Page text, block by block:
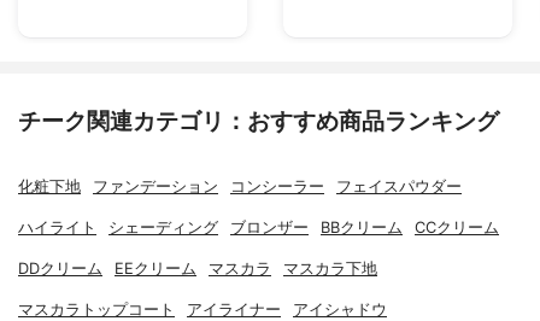
チーク関連カテゴリ：おすすめ商品ランキング
化粧下地 ファンデーション コンシーラー フェイスパウダー
ハイライト シェーディング ブロンザー BBクリーム CCクリーム
DDクリーム EEクリーム マスカラ マスカラ下地
マスカラトップコート アイライナー アイシャドウ